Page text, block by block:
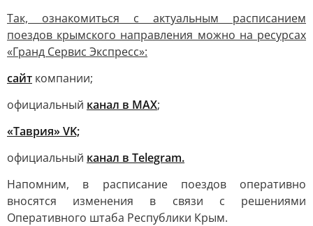
Так, ознакомиться с актуальным расписанием
поездов крымского направления можно на ресурсах
«Гранд Сервис Экспресс»:
сайт компании;
официальный канал в MAX;
«Таврия» VK;
официальный канал в Telegram.
Напомним, в расписание поездов оперативно
вносятся изменения в связи с решениями
Оперативного штаба Республики Крым.